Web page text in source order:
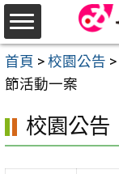
跳
至
主
要
區
首頁 > 校園公告 >
節活動一案
校園公告
選
單